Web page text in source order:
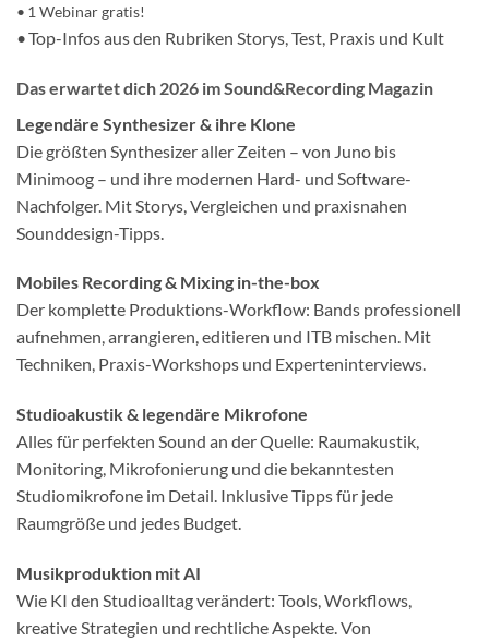
• 1 Webinar gratis!
• Top-Infos aus den Rubriken Storys, Test, Praxis und Kult
Das erwartet dich 2026 im Sound&Recording Magazin
Legendäre Synthesizer & ihre Klone
Die größten Synthesizer aller Zeiten – von Juno bis
Minimoog – und ihre modernen Hard- und Software-
Nachfolger. Mit Storys, Vergleichen und praxisnahen
Sounddesign-Tipps.
Mobiles Recording & Mixing in-the-box
Der komplette Produktions-Workflow: Bands professionell
aufnehmen, arrangieren, editieren und ITB mischen. Mit
Techniken, Praxis-Workshops und Experteninterviews.
Studioakustik & legendäre Mikrofone
Alles für perfekten Sound an der Quelle: Raumakustik,
Monitoring, Mikrofonierung und die bekanntesten
Studiomikrofone im Detail. Inklusive Tipps für jede
Raumgröße und jedes Budget.
Musikproduktion mit AI
Wie KI den Studioalltag verändert: Tools, Workflows,
kreative Strategien und rechtliche Aspekte. Von